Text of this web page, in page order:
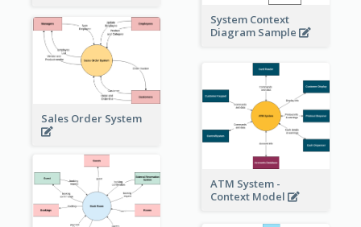
System Context
Diagram Sample
Sales Order System
ATM System -
Context Model